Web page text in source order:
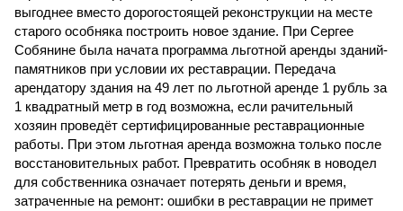
выгоднее вместо дорогостоящей реконструкции на месте
старого особняка построить новое здание. При Сергее
Собянине была начата программа льготной аренды зданий-
памятников при условии их реставрации. Передача
арендатору здания на 49 лет по льготной аренде 1 рубль за
1 квадратный метр в год возможна, если рачительный
хозяин проведёт сертифицированные реставрационные
работы. При этом льготная аренда возможна только после
восстановительных работ. Превратить особняк в новодел
для собственника означает потерять деньги и время,
затраченные на ремонт: ошибки в реставрации не примет